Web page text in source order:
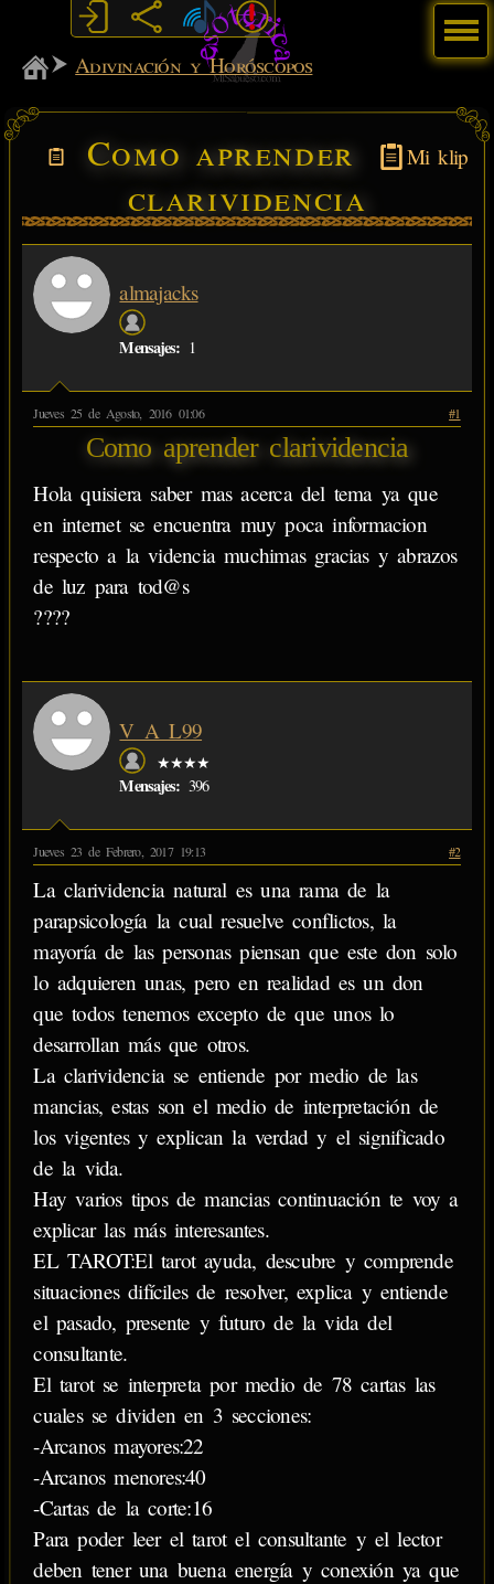
MiSabueso
Adivinación y Horóscopos
Mi klip
Como aprender
clarividencia
almajacks
Mensajes: 1
Jueves 25 de Agosto, 2016 01:06 #1
Como aprender clarividencia
Hola quisiera saber mas acerca del tema ya que
en internet se encuentra muy poca informacion
respecto a la videncia muchimas gracias y abrazos
de luz para tod@s
????
V_A_L99
★★★★
Mensajes: 396
Jueves 23 de Febrero, 2017 19:13 #2
La clarividencia natural es una rama de la
parapsicología la cual resuelve conflictos, la
mayoría de las personas piensan que este don solo
lo adquieren unas, pero en realidad es un don
que todos tenemos excepto de que unos lo
desarrollan más que otros.
La clarividencia se entiende por medio de las
mancias, estas son el medio de interpretación de
los vigentes y explican la verdad y el significado
de la vida.
Hay varios tipos de mancias continuación te voy a
explicar las más interesantes.
EL TAROT:El tarot ayuda, descubre y comprende
situaciones difíciles de resolver, explica y entiende
el pasado, presente y futuro de la vida del
consultante.
El tarot se interpreta por medio de 78 cartas las
cuales se dividen en 3 secciones:
-Arcanos mayores:22
-Arcanos menores:40
-Cartas de la corte:16
Para poder leer el tarot el consultante y el lector
deben tener una buena energía y conexión ya que
Menú